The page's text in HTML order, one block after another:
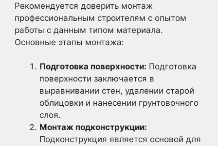
Рекомендуется доверить монтаж
профессиональным строителям с опытом
работы с данным типом материала.
Основные этапы монтажа:
Подготовка поверхности: Подготовка
поверхности заключается в
выравнивании стен, удалении старой
облицовки и нанесении грунтовочного
слоя.
Монтаж подконструкции:
Подконструкция является основой для